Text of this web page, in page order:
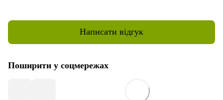
Написати відгук
Поширити у соцмережах